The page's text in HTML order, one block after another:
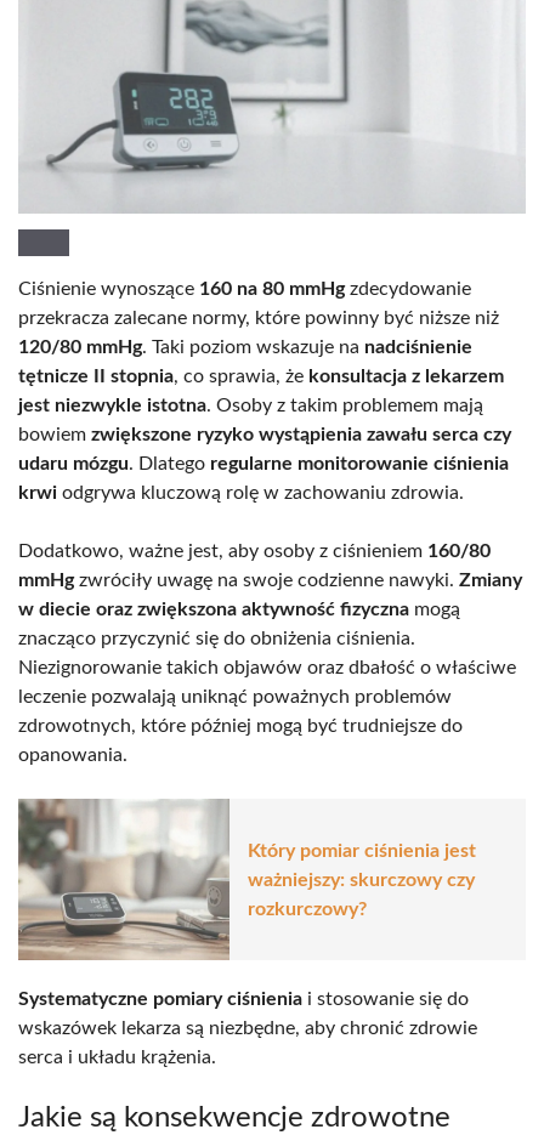
Ciśnienie wynoszące 160 na 80 mmHgzdecydowanie
przekracza zalecane normy, które powinny być niższe niż
120/80 mmHg. Taki poziom wskazuje na nadciśnienie
tętnicze II stopnia, co sprawia, że konsultacja z lekarzem
jest niezwykle istotna. Osoby z takim problemem mają
bowiem zwiększone ryzyko wystąpienia zawału serca czy
udaru mózgu. Dlatego regularne monitorowanie ciśnienia
krwi odgrywa kluczową rolę w zachowaniu zdrowia.
Dodatkowo, ważne jest, aby osoby z ciśnieniem 160/80
mmHgzwróciły uwagę na swoje codzienne nawyki. Zmiany
w diecie oraz zwiększona aktywność fizyczna mogą
znacząco przyczynić się do obniżenia ciśnienia.
Niezignorowanie takich objawów oraz dbałość o właściwe
leczenie pozwalają uniknąć poważnych problemów
zdrowotnych, które później mogą być trudniejsze do
opanowania.
Który pomiar ciśnienia jest
ważniejszy: skurczowy czy
rozkurczowy?
Systematyczne pomiary ciśnienia i stosowanie się do
wskazówek lekarza są niezbędne, aby chronić zdrowie
serca i układu krążenia.
Jakie są konsekwencje zdrowotne